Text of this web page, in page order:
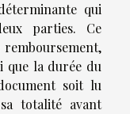
qui
parties. Ce
,
que la durée du
soit lu
totalité avant